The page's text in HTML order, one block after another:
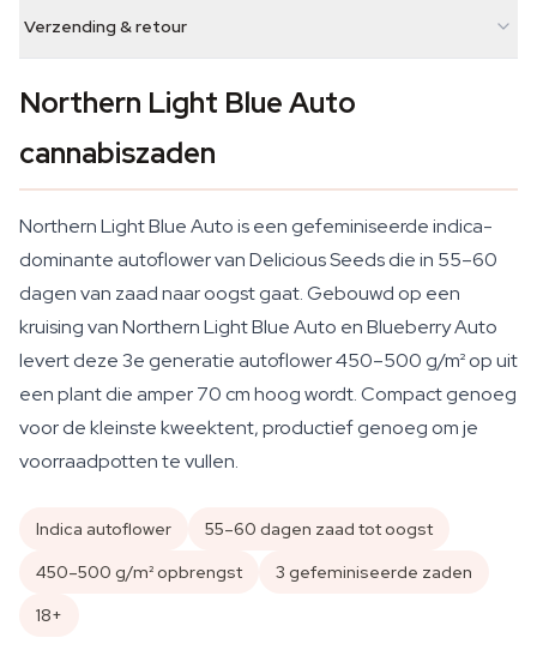
Verzending & retour
Northern Light Blue Auto
cannabiszaden
Northern Light Blue Auto is een gefeminiseerde indica-
dominante autoflower van Delicious Seeds die in 55–60
dagen van zaad naar oogst gaat. Gebouwd op een
kruising van Northern Light Blue Auto en Blueberry Auto
levert deze 3e generatie autoflower 450–500 g/m² op uit
een plant die amper 70 cm hoog wordt. Compact genoeg
voor de kleinste kweektent, productief genoeg om je
voorraadpotten te vullen.
Indica autoflower
55–60 dagen zaad tot oogst
450–500 g/m² opbrengst
3 gefeminiseerde zaden
18+